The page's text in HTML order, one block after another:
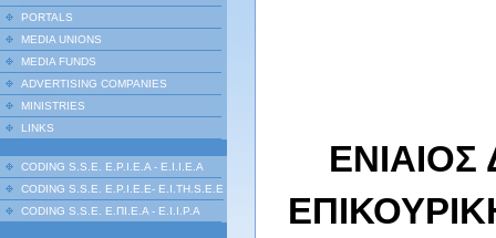
PORTALS
MEDIA UNIONS
MEDIA FUNDS
ADVERTISING COMPANIES
MINISTRIES
LINKS
CODING S.S.E. E.P.I.E.A - E.I.I.E.A
CODING S.S.E. E.P.I.E.E- E.I.TH.S.E.E
CODING S.S.E. Ε.ΠΙ.Ε.Α - Ε.Ι.Ι.P.A